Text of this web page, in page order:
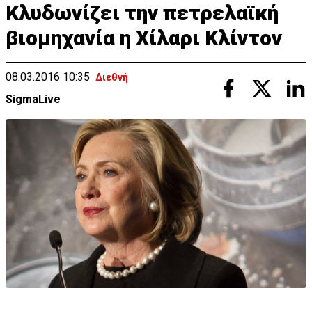
Κλυδωνίζει την πετρελαϊκή
βιομηχανία η Χίλαρι Κλίντον
08.03.2016 10:35 Διεθνή
SigmaLive